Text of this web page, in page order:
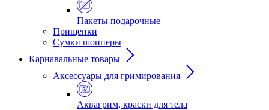
Пакеты подарочные
Прищепки
Сумки шопперы
Карнавальные товары
Аксессуары для гримирования
Аквагрим, краски для тела